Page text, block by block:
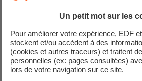
l’alternative solaire est la moins
ombragés, bâtiment au-delà de 800
copropriété en rénovation).
Cette solution est également éligible
Un petit mot sur les
Pour améliorer votre expérience, EDF
stockent et/ou accèdent à des
(cookies et autres traceurs) et traitent
personnelles (ex: pages consultées)
lors de votre navigation sur ce site.